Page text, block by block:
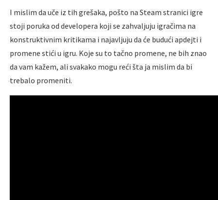
I mislim da uče iz tih grešaka, pošto na Steam stranici igre
stoji poruka od developera koji se zahvaljuju igračima na
konstruktivnim kritikama i najavljuju da će budući apdejti i
promene stići u igru. Koje su to tačno promene, ne bih znao
da vam kažem, ali svakako mogu reći šta ja mislim da bi
trebalo promeniti.